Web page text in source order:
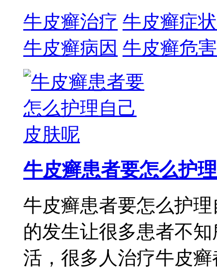
牛皮癣治疗 牛皮癣症状
牛皮癣病因 牛皮癣危害
牛皮癣患者要怎么护理
牛皮癣患者要怎么护
的发生让很多患者不
活，很多人治疗牛皮